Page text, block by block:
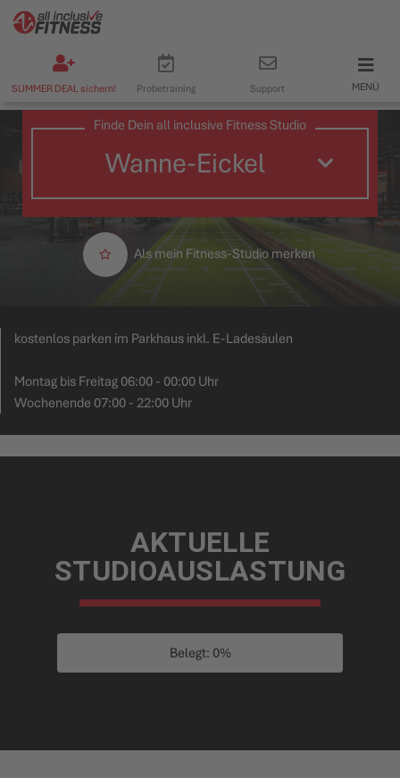
SUMMER DEAL sichern! Probetraining Support MENÜ
Finde Dein all inclusive Fitness Studio
Als mein Fitness-Studio merken
kostenlos parken im Parkhaus inkl. E-Ladesäulen
Montag bis Freitag 06:00 - 00:00 Uhr
Wochenende 07:00 - 22:00 Uhr
AKTUELLE
STUDIOAUSLASTUNG
Belegt: 0%